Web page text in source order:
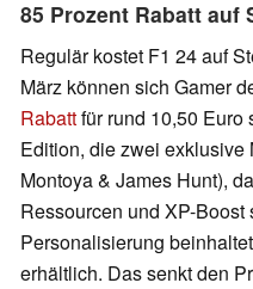
85 Prozent Rabatt auf
Regulär kostet F1 24 auf
März können sich Gamer
Rabattfür rund 10,50
Edition, die zwei exklusive
Montoya & James Hunt),
Ressourcen und XP-
Personalisierung
erhältlich. Das senkt den